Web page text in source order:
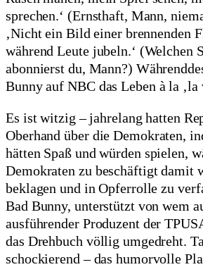
sprechen.‘ (Ernsthaft, Mann,
‚Nicht ein Bild einer brennenden
während Leute jubeln.‘ (Welchen
abonnierst du, Mann?)
Bunny auf NBC das Leben à la ‚la
Es ist witzig – jahrelang hatten
Oberhand über die Demokraten,
hätten Spaß und würden spielen,
Demokraten zu beschäftigt damit
beklagen und in Opferrolle zu
Bad Bunny, unterstützt von wem
ausführender Produzent der
das Drehbuch völlig umgedreht.
schockierend – das humorvolle